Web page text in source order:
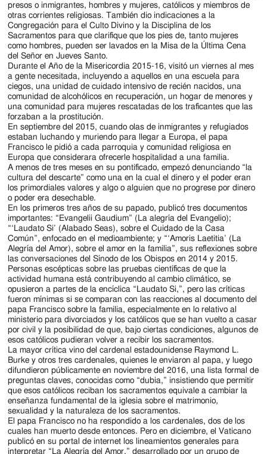
presos o inmigrantes, hombres y mujeres, católicos y miembros de
otras corrientes religiosas. También dio indicaciones a la
Congregación para el Culto Divino y la Disciplina de los
Sacramentos para que clarifique que los pies de, tanto mujeres
como hombres, pueden ser lavados en la Misa de la Última Cena
del Señor en Jueves Santo.
Durante el Año de la Misericordia 2015-16, visitó un viernes al mes
a gente necesitada, incluyendo a aquellos en una escuela para
ciegos, una unidad de cuidado intensivo de recién nacidos, una
comunidad de alcohólicos en recuperación, un hogar de menores y
una comunidad para mujeres rescatadas de los traficantes que las
forzaban a la prostitución.
En septiembre del 2015, cuando olas de inmigrantes y refugiados
estaban luchando y muriendo para llegar a Europa, el papa
Francisco le pidió a cada parroquia y comunidad religiosa en
Europa que considerara ofrecerle hospitalidad a una familia.
A menos de tres meses en su pontificado, empezó denunciando “la
cultura del descarte” como una en la cual el dinero y el poder eran
los primordiales valores y algo o alguien que no progrese por dinero
o poder era desechable.
En los primeros tres años de su papado, publicó tres documentos
importantes: “Evangelii Gaudium” (La alegría del Evangelio);
“‘Laudato Si’ (Alabado Seas), sobre el Cuidado de la Casa
Común”, enfocado en el medioambiente; y “‘Amoris Laetitia’ (La
Alegría del Amor), sobre el amor en la familia”, sus reflexiones sobre
las conversaciones del Sínodo de los Obispos en 2014 y 2015.
Personas escépticas sobre las pruebas científicas de que la
actividad humana está contribuyendo al cambio climático, se
opusieron a partes de la encíclica “Laudato Si,”, pero las críticas
fueron mínimas si se comparan con las reacciones al documento del
papa Francisco sobre la familia, especialmente en lo relativo al
ministerio para divorciados y los católicos que se han vuelto a casar
por civil y la posibilidad de que, bajo ciertas condiciones, algunos de
esos católicos pudieran volver a recibir los sacramentos.
La mayor crítica vino del cardenal estadounidense Raymond L.
Burke y otros tres cardenales, quienes le enviaron al papa, y luego
difundieron públicamente en noviembre del 2016, una lista formal de
preguntas claves, conocidas como “dubia,” insistiendo que permitir
que esos católicos reciban los sacramentos equivale a cambiar la
enseñanza fundamental de la iglesia sobre el matrimonio,
sexualidad y la naturaleza de los sacramentos.
El papa Francisco no ha respondido a los cardenales, dos de los
cuales han muerto desde entonces. Pero en diciembre, el Vaticano
publicó en su portal de internet los lineamientos generales para
interpretar “La Alegría del Amor,” desarrollado por un grupo de